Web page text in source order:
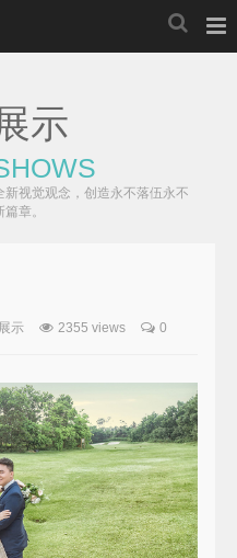
示
新视觉观念，创造永不落伍永不
章。
示 2355 views 0